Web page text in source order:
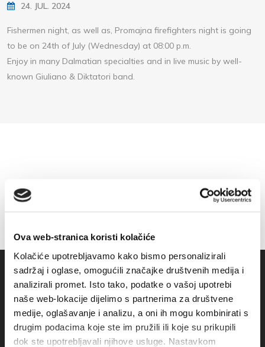
Ova web-stranica koristi kolačiće
Kolačiće upotrebljavamo kako bismo personalizirali
sadržaj i oglase, omogućili značajke društvenih medija i
analizirali promet. Isto tako, podatke o vašoj upotrebi
naše web-lokacije dijelimo s partnerima za društvene
medije, oglašavanje i analizu, a oni ih mogu kombinirati s
drugim podacima koje ste im pružili ili koje su prikupili
dok ste upotrebljavali njihove usluge. Nastavkom
24. JUL. 2024
Fishermen night, as well as, Promajna firefighters night is going
to be on 24th of July (Wednesday) at 08:00 p.m.
Enjoy in many Dalmatian specialties and in live music by well-
known Giuliano & Diktatori band.